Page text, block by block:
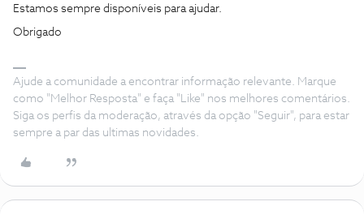
Estamos sempre disponíveis para ajudar.
Obrigado
Ajude a comunidade a encontrar informação relevante. Marque
como "Melhor Resposta" e faça "Like" nos melhores comentários.
Siga os perfis da moderação, através da opção "Seguir", para estar
sempre a par das ultimas novidades.